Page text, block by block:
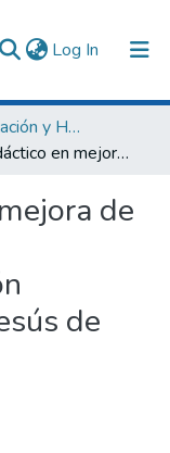
Log In (current)
Facultad de Educación y Humanidades
Material didáctico en mejora de logros de aprendizaje matemático, Institución Educativa Particular Jesús de Praga
de
de